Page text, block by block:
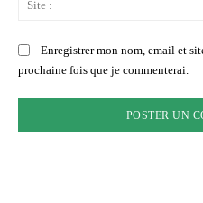
Enregistrer mon nom, email et
prochaine fois que je commenterai.